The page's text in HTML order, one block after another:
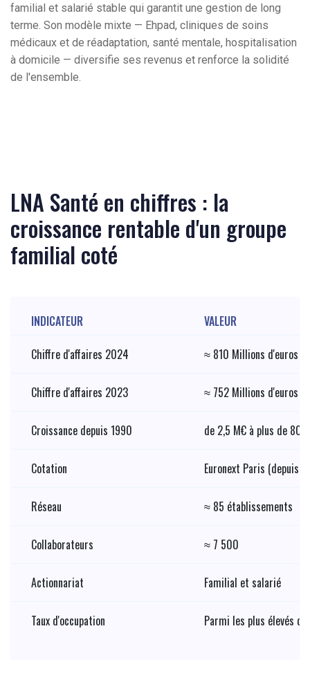
familial et salarié stable qui garantit une gestion de long
terme. Son modèle mixte — Ehpad, cliniques de soins
médicaux et de réadaptation, santé mentale, hospitalisation
à domicile — diversifie ses revenus et renforce la solidité
de l'ensemble.
LNA Santé en chiffres : la
croissance rentable d'un groupe
familial coté
INDICATEUR
VALEUR
Chiffre d'affaires 2024
≈ 810 Millions d'euros
Chiffre d'affaires 2023 ≈ 752 Millions d'euros
Croissance depuis 1990 de 2,5 M€ à plus de
Cotation Euronext Paris (depuis
Réseau ≈ 85 établissements
Collaborateurs ≈ 7 500
Actionnariat Familial et salarié
Taux d'occupation Parmi les plus élevés